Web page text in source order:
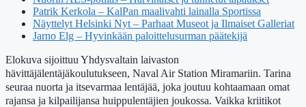
Patrik Kerkola – KalPan maalivahti lainalla Sportissa
Näyttelyt Helsinki Nyt – Parhaat Museot ja Ilmaiset Galleriat
Jarno Elg – Hyvinkään paloittelusurman päätekijä
Elokuva sijoittuu Yhdysvaltain laivaston
hävittäjälentäjäkoulutukseen, Naval Air Station Miramariin. Tarina
seuraa nuorta ja itsevarmaa lentäjää, joka joutuu kohtaamaan omat
rajansa ja kilpailijansa huippulentäjien joukossa. Vaikka kriitikot